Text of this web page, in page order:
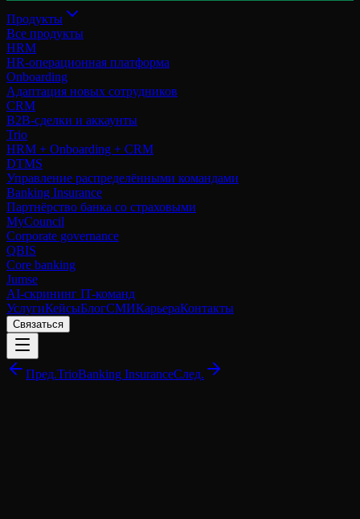
Продукты
Все продукты
HRM
HR-операционная платформа
Onboarding
Адаптация новых сотрудников
CRM
B2B-сделки и аккаунты
Trio
HRM + Onboarding + CRM
DTMS
Управление распределёнными командами
Banking Insurance
Партнёрство банка со страховыми
MyCouncil
Corporate governance
QBIS
Core banking
Jumse
AI-скрининг IT-команд
УслугиКейсыБлогСМИКарьераКонтакты
Связаться
Пред.TrioBanking InsuranceСлед.